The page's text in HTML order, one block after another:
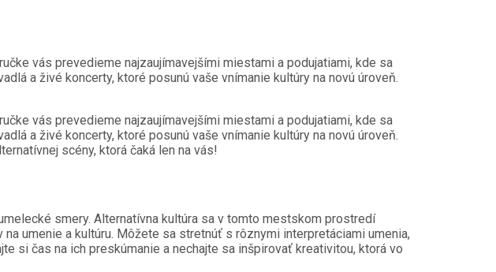
vás prevedieme najzaujímavejšími miestami a podujatiami, kde sa
a živé koncerty, ktoré posunú vaše vnímanie kultúry na novú úroveň.
vás prevedieme najzaujímavejšími miestami a podujatiami, kde sa
a živé koncerty, ktoré posunú vaše vnímanie kultúry na novú úroveň.
scény, ktorá čaká len na vás!
smery. Alternatívna kultúra sa v tomto mestskom prostredí
umenie a kultúru. Môžete sa stretnúť s rôznymi interpretáciami umenia,
si čas na ich preskúmanie a nechajte sa inšpirovať kreativitou, ktorá vo